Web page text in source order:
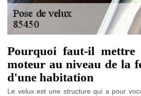
Pourquoi faut-il mettre
moteur au niveau de la
d'une habitation
Le velux est une structure qui a pour